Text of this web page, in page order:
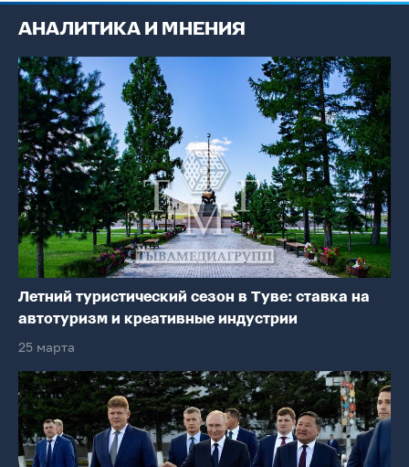
АНАЛИТИКА И МНЕНИЯ
Летний туристический сезон в Туве: ставка на
автотуризм и креативные индустрии
25 марта